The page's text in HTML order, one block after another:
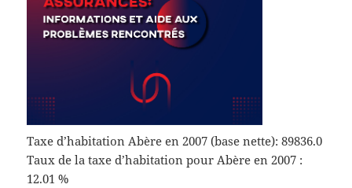
Taxe d’habitation Abère en 2007 (base nette): 89836.0
Taux de la taxe d’habitation pour Abère en 2007 :
12.01 %